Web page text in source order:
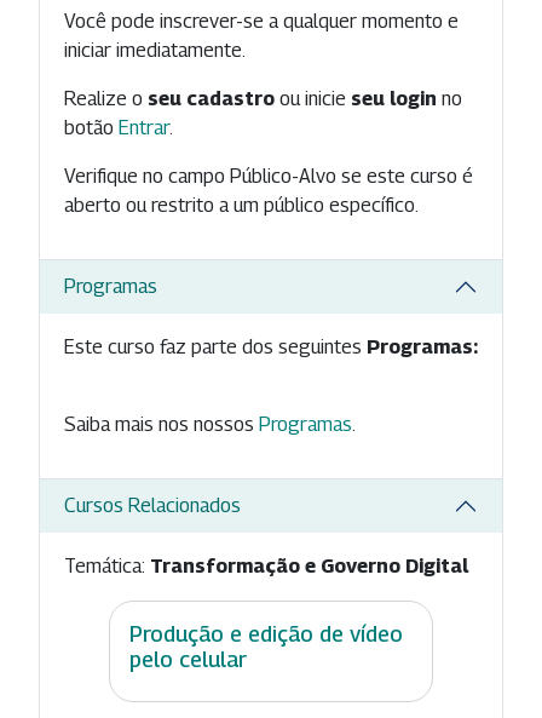
Você pode inscrever-se a qualquer momento e
iniciar imediatamente.
Realize o seu cadastro ou inicie seu login no
botão Entrar.
Verifique no campo Público-Alvo se este curso é
aberto ou restrito a um público específico.
Programas
Este curso faz parte dos seguintes Programas:
Saiba mais nos nossos Programas
Cursos Relacionados
Temática: Transformação e Governo Digital
Produção e edição de vídeo
pelo celular